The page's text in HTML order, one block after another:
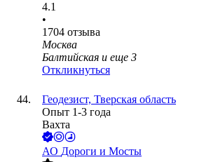
4.1
•
1704 отзыва
Москва
Балтийская и еще 3
Откликнуться
Геодезист, Тверская область
Опыт 1-3 года
Вахта
АО Дороги и Мосты